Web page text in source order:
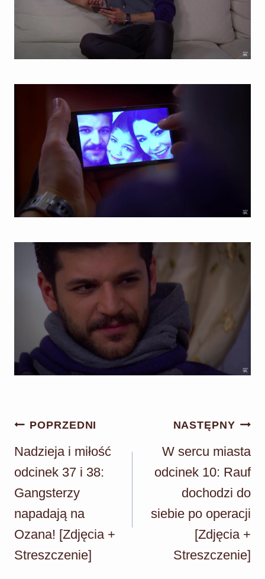
Nawigacja
wpisu
POPRZEDNI
Nadzieja i miłość
odcinek 37 i 38:
Gangsterzy
napadają na
Ozana! [Zdjęcia +
Streszczenie]
NASTĘPNY
W sercu miasta
odcinek 10: Rauf
dochodzi do
siebie po operacji
[Zdjęcia +
Streszczenie]